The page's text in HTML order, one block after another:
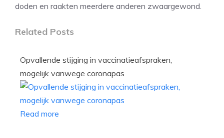
doden en raakten meerdere anderen zwaargewond.
Related Posts
Opvallende stijging in vaccinatieafspraken,
mogelijk vanwege coronapas
Read more